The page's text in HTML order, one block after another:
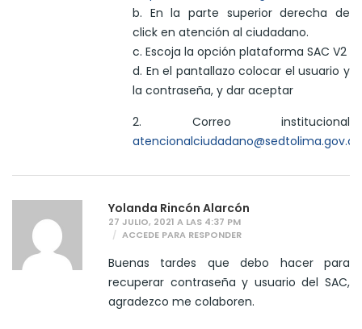
b. En la parte superior derecha de
click en atención al ciudadano.
c. Escoja la opción plataforma SAC V2
d. En el pantallazo colocar el usuario y
la contraseña, y dar aceptar
2. Correo institucional
atencionalciudadano@sedtolima.gov.co
Yolanda Rincón Alarcón
27 JULIO, 2021 A LAS 4:37 PM
ACCEDE PARA RESPONDER
Buenas tardes que debo hacer para
recuperar contraseña y usuario del SAC,
agradezco me colaboren.